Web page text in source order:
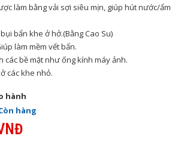
làm bằng vải sợi siêu mịn, giúp hút nước/ẩm
bẩn khe ở hở.(Bằng Cao Su)
làm mềm vết bẩn.
các bề mặt như ống kính máy ảnh.
các khe nhỏ.
hành
hàng